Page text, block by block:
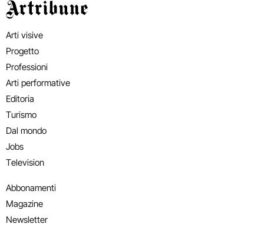
Artribune
Arti visive
Progetto
Professioni
Arti performative
Editoria
Turismo
Dal mondo
Jobs
Television
Abbonamenti
Magazine
Newsletter